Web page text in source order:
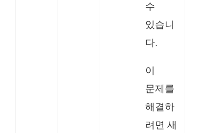
수
있습니
다.
이
문제를
해결하
려면 새